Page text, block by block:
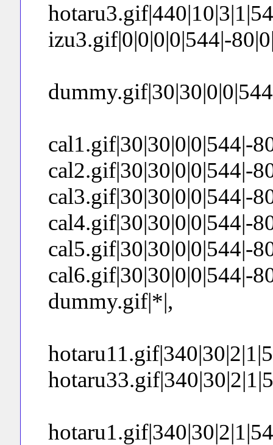
izu3.gif|0|0|0|0|544|-
cal1.gif|30|30|0|0|544|-
cal2.gif|30|30|0|0|544|-
cal3.gif|30|30|0|0|544|-
cal4.gif|30|30|0|0|544|-
cal5.gif|30|30|0|0|544|-
cal6.gif|30|30|0|0|544|-
dummy.gif|*|,